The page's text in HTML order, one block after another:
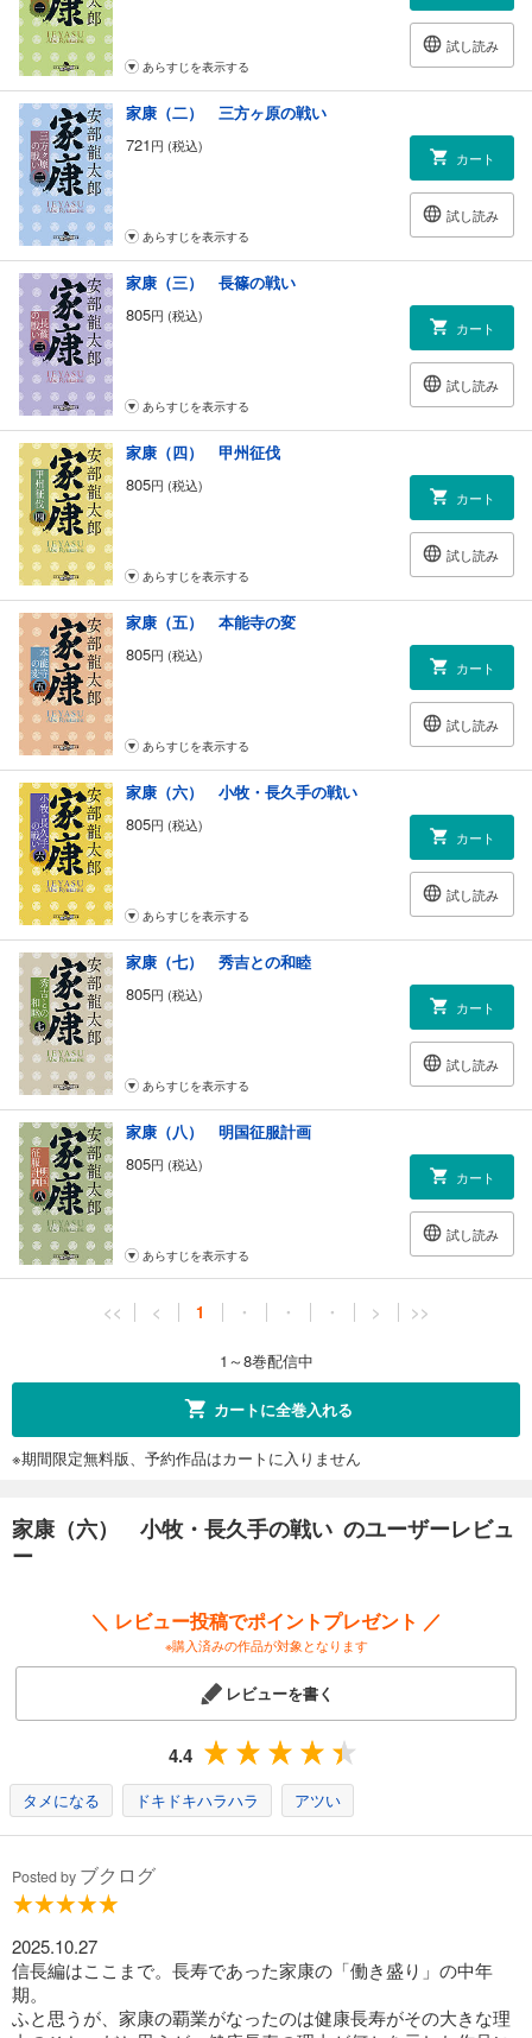
試し読み
あらすじを表示する
家康（二） 三方ヶ原の戦い
721円 (税込)
カート
試し読み
あらすじを表示する
家康（三） 長篠の戦い
805円 (税込)
カート
試し読み
あらすじを表示する
家康（四） 甲州征伐
805円 (税込)
カート
試し読み
あらすじを表示する
家康（五） 本能寺の変
805円 (税込)
カート
試し読み
あらすじを表示する
家康（六） 小牧・長久手の戦い
805円 (税込)
カート
試し読み
あらすじを表示する
家康（七） 秀吉との和睦
805円 (税込)
カート
試し読み
あらすじを表示する
家康（八） 明国征服計画
805円 (税込)
カート
試し読み
あらすじを表示する
<< < 1 ・ ・ ・ > >>
1～8巻配信中
カートに全巻入れる
※期間限定無料版、予約作品はカートに入りません
家康（六） 小牧・長久手の戦い のユーザーレビュ
ー
＼ レビュー投稿でポイントプレゼント ／
※購入済みの作品が対象となります
レビューを書く
4.4
タメになる ドキドキハラハラ アツい
Posted by ブクログ
2025.10.27
信長編はここまで。長寿であった家康の「働き盛り」の中年
期。
ふと思うが、家康の覇業がなったのは健康長寿がその大きな理